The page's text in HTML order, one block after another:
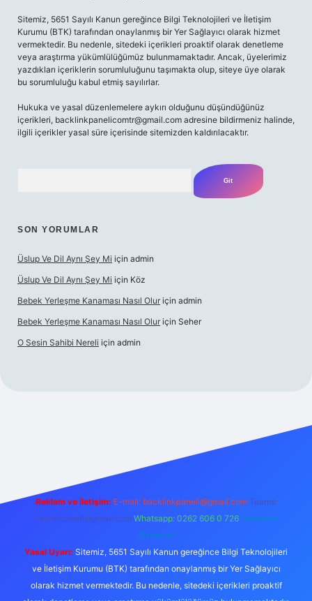
Sitemiz, 5651 Sayılı Kanun gereğince Bilgi Teknolojileri ve İletişim
Kurumu (BTK) tarafından onaylanmış bir Yer Sağlayıcı olarak hizmet
vermektedir. Bu nedenle, sitedeki içerikleri proaktif olarak denetleme
veya araştırma yükümlülüğümüz bulunmamaktadır. Ancak, üyelerimiz
yazdıkları içeriklerin sorumluluğunu taşımakta olup, siteye üye olarak
bu sorumluluğu kabul etmiş sayılırlar.
Hukuka ve yasal düzenlemelere aykırı olduğunu düşündüğünüz
içerikleri, backlinkpanelicomtr@gmail.com adresine bildirmeniz halinde,
ilgili içerikler yasal süre içerisinde sitemizden kaldırılacaktır.
SON YORUMLAR
Üslup Ve Dil Aynı Şey Mi için admin
Üslup Ve Dil Aynı Şey Mi için Köz
Bebek Yerleşme Kanaması Nasıl Olur için admin
Bebek Yerleşme Kanaması Nasıl Olur için Seher
O Sesin Sahibi Nereli için admin
Reklam ve İletişim: E-mail: backlinkpaneli@gmail.com Teams:
forumhizmeti@gmail.com Whatsapp: 0262 606 0 726 Telegram:
@karabul
Yasal Uyarı: Sitemiz, 5651 Sayılı Kanun gereğince Bilgi Teknolojileri
ve İletişim Kurumu (BTK) tarafından onaylanmış bir Yer Sağlayıcı
olarak hizmet vermektedir. Bu nedenle, sitedeki içerikleri proaktif